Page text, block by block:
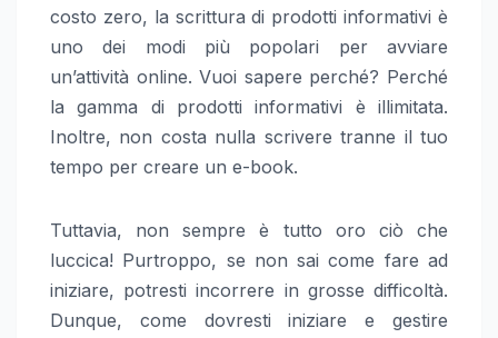
costo zero, la scrittura di prodotti informativi è
uno dei modi più popolari per avviare
un’attività online. Vuoi sapere perché? Perché
la gamma di prodotti informativi è illimitata.
Inoltre, non costa nulla scrivere tranne il tuo
tempo per creare un e-book.
Tuttavia, non sempre è tutto oro ciò che
luccica! Purtroppo, se non sai come fare ad
iniziare, potresti incorrere in grosse difficoltà.
Dunque, come dovresti iniziare e gestire